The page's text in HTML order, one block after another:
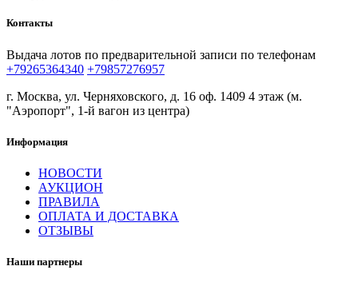
Контакты
Выдача лотов по предварительной записи по телефонам
+79265364340 +79857276957
г. Москва, ул. Черняховского, д. 16 оф. 1409 4 этаж (м.
"Аэропорт", 1-й вагон из центра)
Информация
НОВОСТИ
АУКЦИОН
ПРАВИЛА
ОПЛАТА И ДОСТАВКА
ОТЗЫВЫ
Наши партнеры